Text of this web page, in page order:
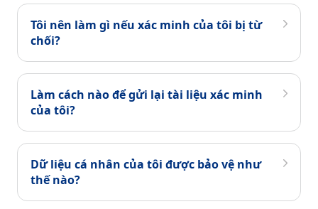
Tôi nên làm gì nếu xác minh của tôi bị từ
chối?
Làm cách nào để gửi lại tài liệu xác minh
của tôi?
Dữ liệu cá nhân của tôi được bảo vệ như
thế nào?